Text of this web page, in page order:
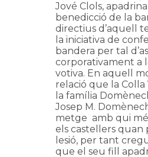
Jové Clols,
benedicció de la
directius d’aquell
la iniciativa de
bandera per tal
corporativament a
votiva. En aquell
relació que la
la família
Josep M.
metge amb qui
els castellers quan
lesió, per tant
que el seu fill